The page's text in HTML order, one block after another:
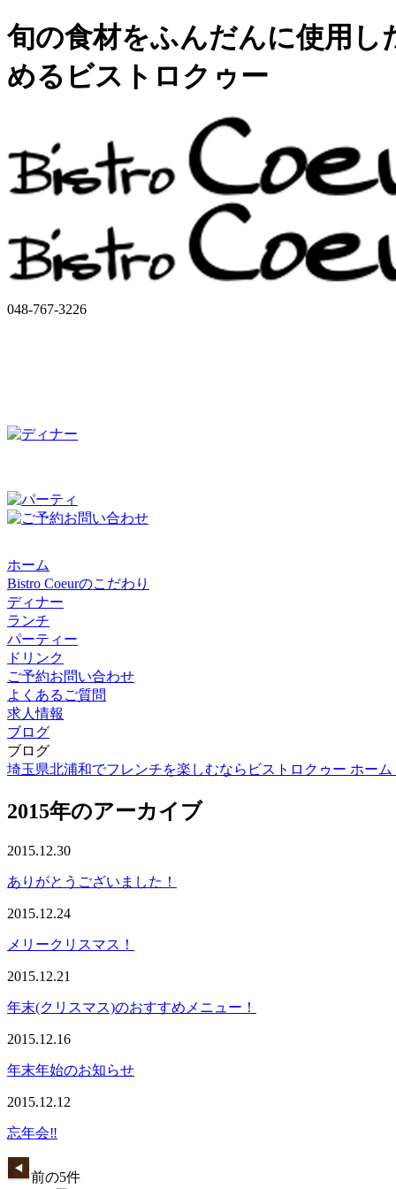
旬の食材をふんだんに使用
めるビストロクゥー
048-767-3226
ホーム
Bistro Coeurのこだわり
ディナー
ランチ
パーティー
ドリンク
ご予約お問い合わせ
よくあるご質問
求人情報
ブログ
ブログ
埼玉県北浦和でフレンチを楽しむならビストロクゥー ホー
2015年のアーカイブ
2015.12.30
ありがとうございました！
2015.12.24
メリークリスマス！
2015.12.21
年末(クリスマス)のおすすめメニュー！
2015.12.16
年末年始のお知らせ
2015.12.12
忘年会‼︎
前の5件